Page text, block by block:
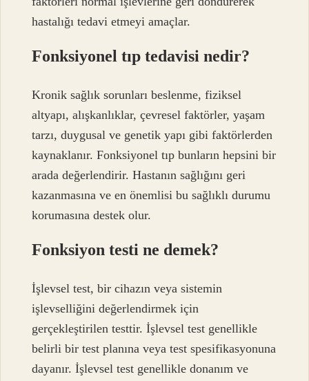
hastalığı tedavi etmeyi amaçlar.
Fonksiyonel tıp tedavisi nedir?
Kronik sağlık sorunları beslenme, fiziksel
altyapı, alışkanlıklar, çevresel faktörler, yaşam
tarzı, duygusal ve genetik yapı gibi faktörlerden
kaynaklanır. Fonksiyonel tıp bunların hepsini bir
arada değerlendirir. Hastanın sağlığını geri
kazanmasına ve en önemlisi bu sağlıklı durumu
korumasına destek olur.
Fonksiyon testi ne demek?
İşlevsel test, bir cihazın veya sistemin
işlevselliğini değerlendirmek için
gerçekleştirilen testtir. İşlevsel test genellikle
belirli bir test planına veya test spesifikasyonuna
dayanır. İşlevsel test genellikle donanım ve